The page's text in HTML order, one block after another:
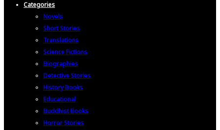
Categories
Novels
Short Stories
Translations
Science Fictions
Biographies
Detective Stories
History Books
Educational
Buddhist Books
Horror Stories